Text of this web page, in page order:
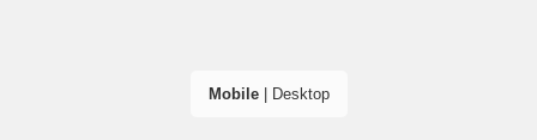
Mobile| Desktop